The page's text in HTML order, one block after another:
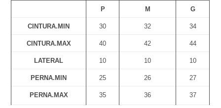
P M G
CINTURA.MIN 30 32 34
CINTURA.MAX 40 42 44
LATERAL 10 10 10
PERNA.MIN 25 26 27
PERNA.MAX 35 36 37